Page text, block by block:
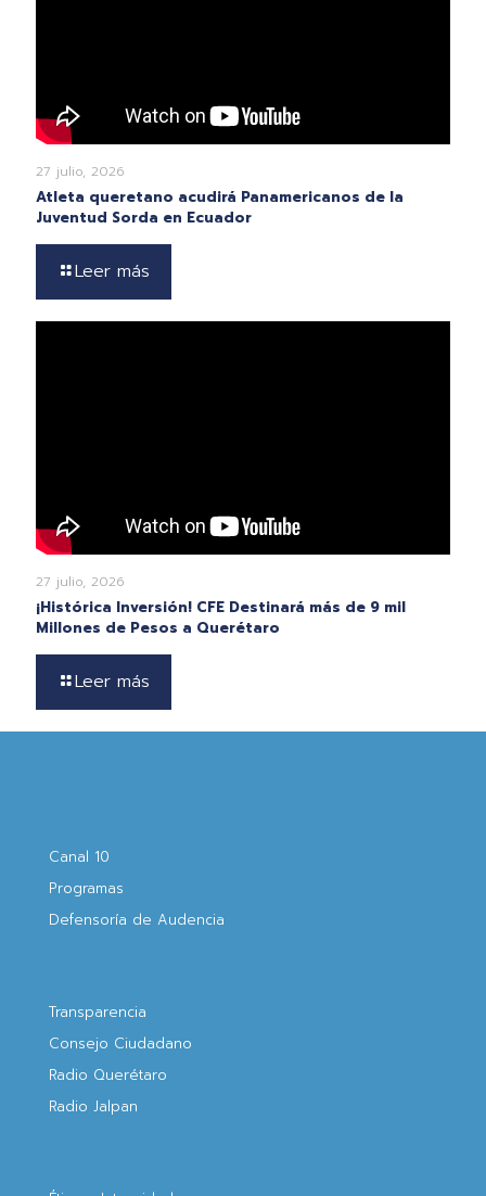
27 julio, 2026
Atleta queretano acudirá Panamericanos de la
Juventud Sorda en Ecuador
Leer más
27 julio, 2026
¡Histórica Inversión! CFE Destinará más de 9 mil
Millones de Pesos a Querétaro
Leer más
Canal 10
Programas
Defensoría de Audencia
Transparencia
Consejo Ciudadano
Radio Querétaro
Radio Jalpan